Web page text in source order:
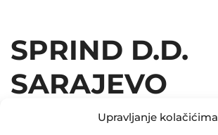
Upravljanje kolačićima
SPRIND D.D.
SARAJEVO
06.06.2011